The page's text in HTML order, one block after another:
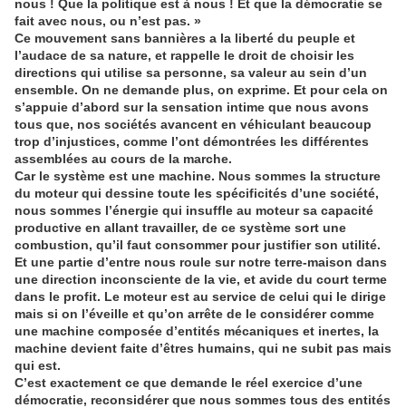
nous ! Que la politique est à nous ! Et que la démocratie se
fait avec nous, ou n’est pas. »
Ce mouvement sans bannières a la liberté du peuple et
l’audace de sa nature, et rappelle le droit de choisir les
directions qui utilise sa personne, sa valeur au sein d’un
ensemble. On ne demande plus, on exprime. Et pour cela on
s’appuie d’abord sur la sensation intime que nous avons
tous que, nos sociétés avancent en véhiculant beaucoup
trop d’injustices, comme l’ont démontrées les différentes
assemblées au cours de la marche.
Car le système est une machine. Nous sommes la structure
du moteur qui dessine toute les spécificités d’une société,
nous sommes l’énergie qui insuffle au moteur sa capacité
productive en allant travailler, de ce système sort une
combustion, qu’il faut consommer pour justifier son utilité.
Et une partie d’entre nous roule sur notre terre-maison dans
une direction inconsciente de la vie, et avide du court terme
dans le profit. Le moteur est au service de celui qui le dirige
mais si on l’éveille et qu’on arrête de le considérer comme
une machine composée d’entités mécaniques et inertes, la
machine devient faite d’êtres humains, qui ne subit pas mais
qui est.
C’est exactement ce que demande le réel exercice d’une
démocratie, reconsidérer que nous sommes tous des entités